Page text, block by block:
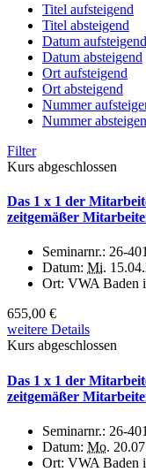
Titel aufsteigend
Titel absteigend
Datum aufsteigend
Datum absteigend
Ort aufsteigend
Ort absteigend
Nummer
Nummer
Filter
Kurs abgeschlossen
Das 1 x 1 der
zeitgemäßer
Seminarnr.: 26-
Datum: Mi.
Ort: VWA Baden
655,00 €
weitere Details
Kurs abgeschlossen
Das 1 x 1 der
zeitgemäßer
Seminarnr.: 26-
Datum: Mo.
Ort: VWA Baden